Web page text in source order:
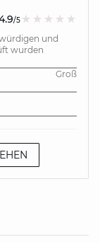
/5
und
wurden
Groß